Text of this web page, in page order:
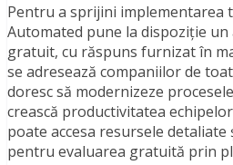
Pentru a sprijini implementarea
Automated pune la dispoziție un
gratuit, cu răspuns furnizat în
se adresează companiilor de
doresc să modernizeze
crească productivitatea
poate accesa resursele detaliate
pentru evaluarea gratuită prin